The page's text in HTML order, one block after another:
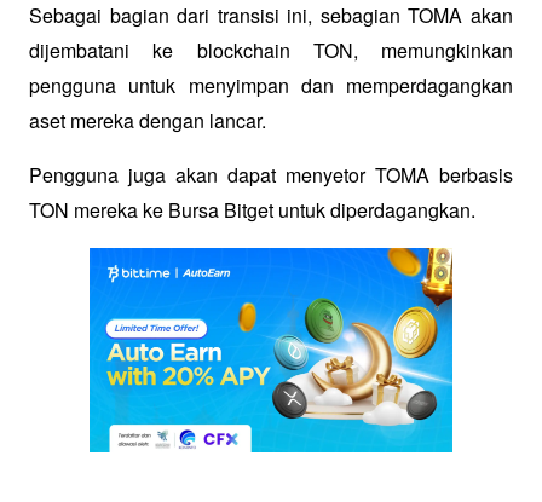
Sebagai bagian dari transisi ini, sebagian TOMA akan
dijembatani ke blockchain TON, memungkinkan
pengguna untuk menyimpan dan memperdagangkan
aset mereka dengan lancar.
Pengguna juga akan dapat menyetor TOMA berbasis
TON mereka ke Bursa Bitget untuk diperdagangkan.